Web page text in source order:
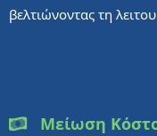
βελτιώνοντας τη
Μείωση